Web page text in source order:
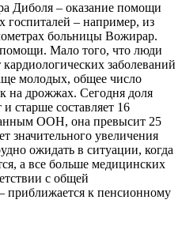
Диболя – оказание помощи
госпиталей – например, из
больницы Вожирар.
Мало того, что люди
заболеваний
молодых, общее число
на дрожжах. Сегодня доля
старше составляет 16
ООН, она превысит 25
значительного увеличения
ожидать в ситуации, когда
а все больше медицинских
с общей
приближается к пенсионному